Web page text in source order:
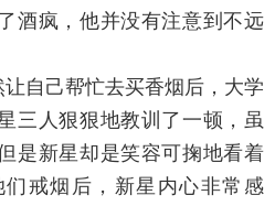
酒疯，他并没有注意到不远
自己帮忙去买香烟后，大学
三人狠狠地教训了一顿，虽
是新星却是笑容可掬地看着
戒烟后，新星内心非常感